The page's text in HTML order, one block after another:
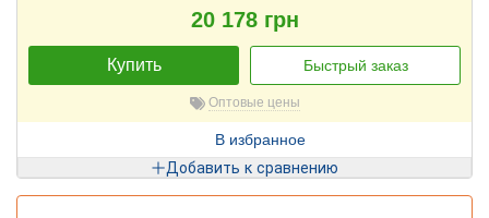
20 178 грн
Купить Быстрый заказ
Оптовые цены
В избранное
Добавить к сравнению